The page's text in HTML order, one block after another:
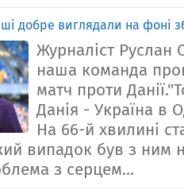
добре виглядали на фоні
Журналіст Руслан
наша команда
матч проти
Данія - Україна в
На 66-й хвилині
випадок був з ним
з серцем...